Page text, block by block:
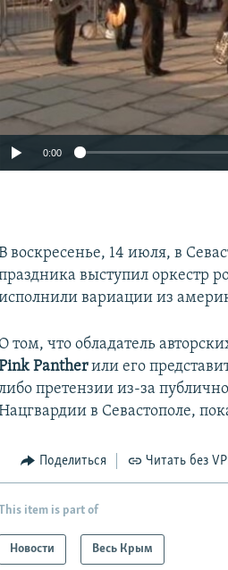
0:00
воскресенье, 14 июля, в
выступил оркестр
вариации из
О том, что обладатель
Pantherили его
претензии из-за
в Севастополе,
Поделиться Читать без
item is part of
Новости Весь Крым